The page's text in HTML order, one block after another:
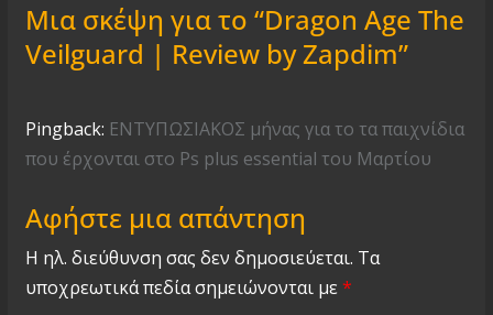
Μια σκέψη για το “Dragon Age The
Veilguard | Review by Zapdim”
Pingback: ΕΝΤΥΠΩΣΙΑΚΟΣ μήνας για το τα παιχνίδια
που έρχονται στο Ps plus essential του Μαρτίου
Αφήστε μια απάντηση
Η ηλ. διεύθυνση σας δεν δημοσιεύεται. Τα
υποχρεωτικά πεδία σημειώνονται με*